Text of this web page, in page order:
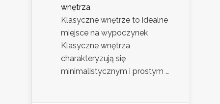
wnętrza
Klasyczne wnętrze to idealne
miejsce na wypoczynek
Klasyczne wnętrza
charakteryzują się
minimalistycznym i prostym …